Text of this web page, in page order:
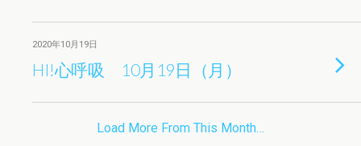
2020年10月19日
HI!心呼吸 10月19日（月）
Load More From This Month…